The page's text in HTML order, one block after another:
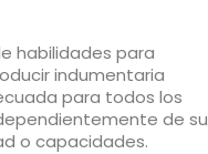
habilidades para
indumentaria
para todos los
de su
o capacidades.